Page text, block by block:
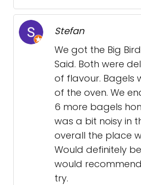
Stefan
We got the Big
Said. Both were
of flavour. Bagels
of the oven. We
6 more bagels
was a bit noisy in
overall the place
Would definitely
would
try.